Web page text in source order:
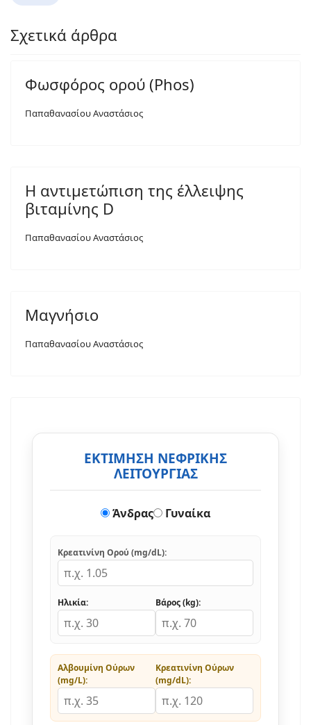
Σχετικά άρθρα
Φωσφόρος ορού (Phos)
Παπαθανασίου Αναστάσιος
Η αντιμετώπιση της έλλειψης
βιταμίνης D
Παπαθανασίου Αναστάσιος
Μαγνήσιο
Παπαθανασίου Αναστάσιος
ΕΚΤΙΜΗΣΗ ΝΕΦΡΙΚΗΣ
ΛΕΙΤΟΥΡΓΙΑΣ
Άνδρας Γυναίκα
Κρεατινίνη Ορού (mg/dL):
Ηλικία: Βάρος (kg):
Αλβουμίνη Ούρων
(mg/L):
Κρεατινίνη Ούρων
(mg/dL):